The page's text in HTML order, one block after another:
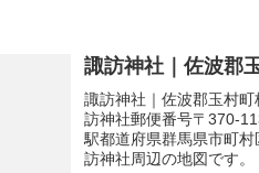
諏訪神社｜佐波郡
諏訪神社｜佐波郡玉村
訪神社郵便番号〒370-
駅都道府県群馬県市町
訪神社周辺の地図です。